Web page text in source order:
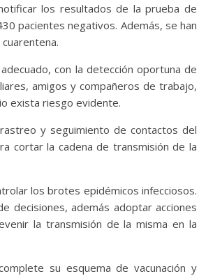
los resultados de la prueba de
pacientes negativos. Además, se han
con la detección oportuna de
amigos y compañeros de trabajo,
exista riesgo evidente.
y seguimiento de contactos del
cortar la cadena de transmisión de la
los brotes epidémicos infecciosos.
decisiones, además adoptar acciones
la transmisión de la misma en la
su esquema de vacunación y